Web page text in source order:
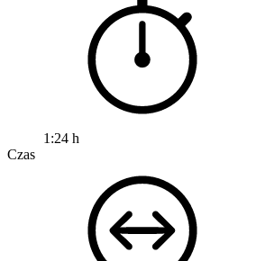
1:24 h
Czas